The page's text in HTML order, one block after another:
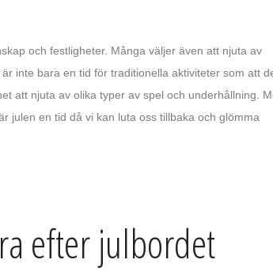
och festligheter. Många väljer även att njuta av
inte bara en tid för traditionella aktiviteter som att
att njuta av olika typer av spel och underhållning.
julen en tid då vi kan luta oss tillbaka och glömma
efter julbordet